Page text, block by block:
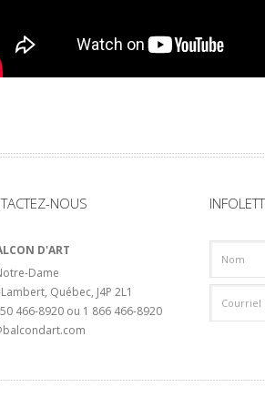
NOUS
D'ART
Dame
Québec, J4P 2L1
466-8920 ou 1 866 466-8920